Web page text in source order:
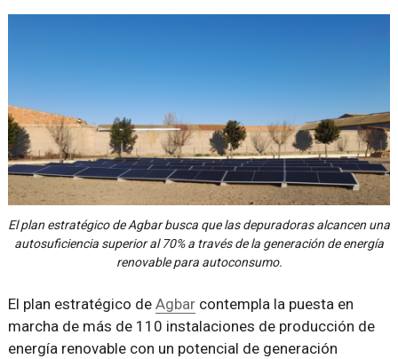
El plan estratégico de Agbar busca que las depuradoras alcancen una
autosuficiencia superior al 70% a través de la generación de energía
renovable para autoconsumo.
El plan estratégico de Agbarcontempla la puesta en
marcha de más de 110 instalaciones de producción de
energía renovable con un potencial de generación